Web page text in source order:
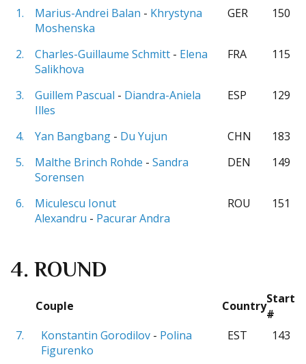
1.
Marius-Andrei Balan - Khrystyna
Moshenska
GER 150
2. Charles-Guillaume Schmitt - Elena
Salikhova
FRA 115
3. Guillem Pascual - Diandra-Aniela
Illes
ESP 129
4. Yan Bangbang - Du Yujun CHN
183
5.
Malthe Brinch Rohde - Sandra
Sorensen
DEN 149
6.
Miculescu Ionut
Alexandru - Pacurar Andra
ROU 151
4. ROUND
Couple CountryStart
#
7.
Konstantin Gorodilov - Polina
Figurenko
EST 143